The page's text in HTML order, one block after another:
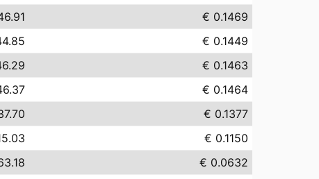
€ 0.1469
€ 0.1449
€ 0.1463
€ 0.1464
€ 0.1377
€ 0.1150
€ 0.0632